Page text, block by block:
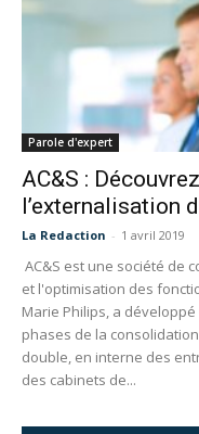
Parole d'expert
AC&S :
l’externalisation
La Redaction - 1 avril 2019
AC&S est une société de
et l'optimisation des
Marie Philips, a
phases de la
double, en interne des
des cabinets de...